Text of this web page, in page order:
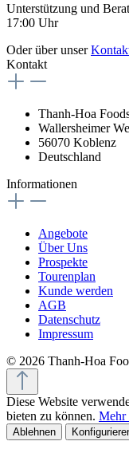
Unterstützung und
17:00 Uhr
Oder über unser
Kontakt
Thanh-Hoa
Wallersheimer
56070 Koblenz
Deutschland
Informationen
Angebote
Über Uns
Prospekte
Tourenplan
Kunde werden
AGB
Datenschutz
Impressum
© 2026 Thanh-Hoa
Diese Website
bieten zu können. Mehr
Ablehnen